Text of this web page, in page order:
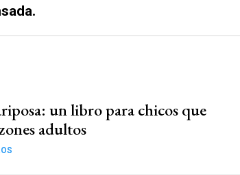
un libro para chicos que
adultos